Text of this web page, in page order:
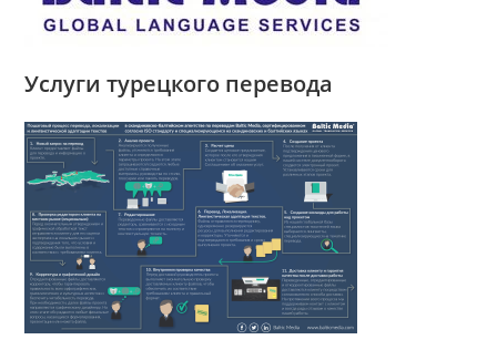
Услуги турецкого перевода